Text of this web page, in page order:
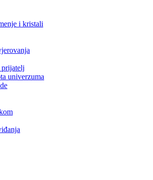
i kristali
univerzuma